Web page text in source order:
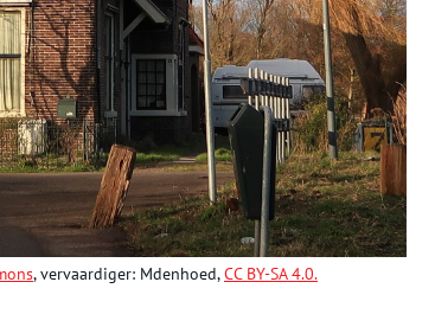
, vervaardiger: Mdenhoed,CC BY-SA 4.0.